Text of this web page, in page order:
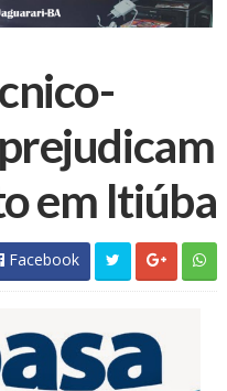
em Itiúba
Facebook